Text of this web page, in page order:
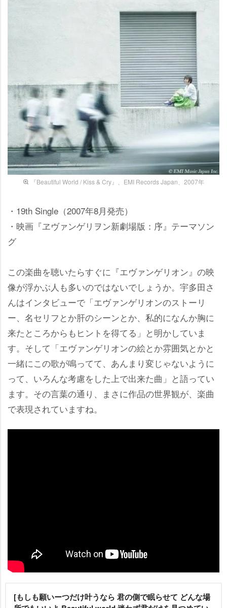
『Beautiful World / Kiss & Cry』、EMI Records Japan、2007年
・19th Single（2007年8月発売）
・映画『ヱヴァンゲリヲン新劇場版：序』テーマソン
グ
この楽曲を聴いたらすぐに『エヴァンゲリオン』の映
像が浮かぶ人も多いのではないでしょうか。宇多田さ
んはインタビューで「エヴァンゲリオンのストーリ
ー、名セリフとか肝のシーンとか、私的になんか胸に
来たところからもヒントを得てる」と明かしていま
す。そして「エヴァンゲリオンの絵とか雰囲気とかと
一緒にこの歌が鳴ってて、あんまり変じゃないように
って、いろんな考慮をした上で出来た曲」と語ってい
ます。その言葉の通り、まさに作品の世界観が、楽曲
で表現されていますね。
[もしも願いーつだけ叶うなら 君の側で眠らせて どんな場